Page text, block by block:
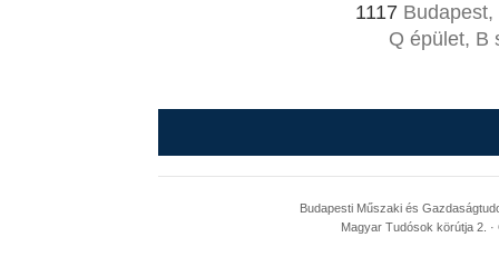
1117
Q épület, B
Budapesti Műszaki és
Magyar Tudósok körútja 2. ·